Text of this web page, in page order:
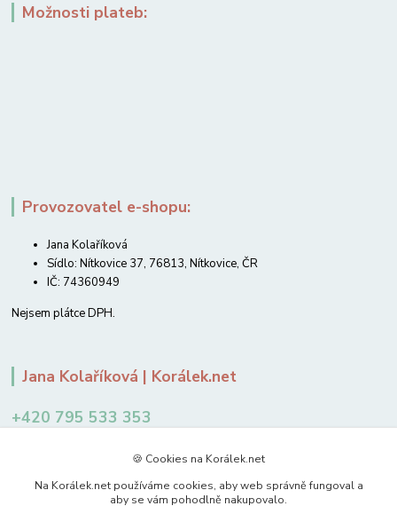
Možnosti plateb:
Provozovatel e-shopu:
Jana Kolaříková
Sídlo: Nítkovice 37, 76813, Nítkovice, ČR
IČ: 74360949
Nejsem plátce DPH.
Jana Kolaříková | Korálek.net
+420 795 533 353
jkolarikova@koralek.net
🍪 Cookies na Korálek.net
Na Korálek.net používáme cookies, aby web správně fungoval a
aby se vám pohodlně nakupovalo.